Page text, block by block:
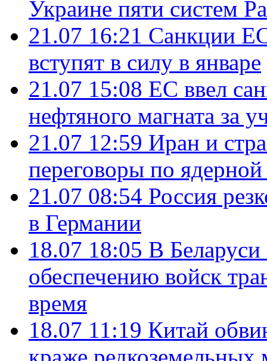
Украине пяти систем
21.07 16:21 Санкции
вступят в силу в январе
21.07 15:08 ЕС ввел
нефтяного магната за
21.07 12:59 Иран и
переговоры по
21.07 08:54 Россия
в Германии
18.07 18:05 В
обеспечению войск
время
18.07 11:19 Китай